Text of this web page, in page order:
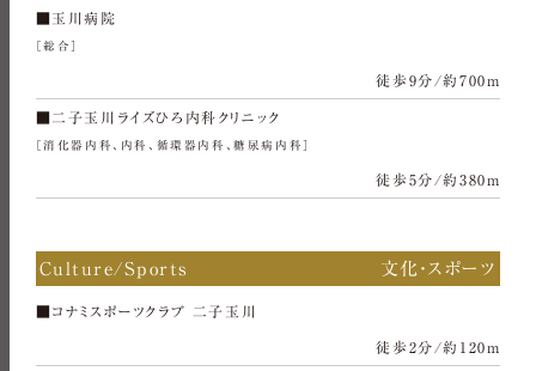
■玉川病院
［総合］
徒歩9分/約700m
■二子玉川ライズひろ内科クリニック
［消化器内科、内科、循環器内科、糖尿病内科］
徒歩5分/約380m
Culture/Sports 文化・スポーツ
■コナミスポーツクラブ 二子玉川
徒歩2分/約120m